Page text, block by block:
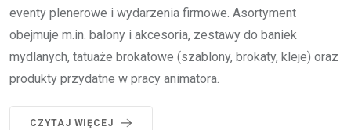
eventy plenerowe i wydarzenia firmowe. Asortyment
obejmuje m.in. balony i akcesoria, zestawy do baniek
mydlanych, tatuaże brokatowe (szablony, brokaty, kleje) oraz
produkty przydatne w pracy animatora.
CZYTAJ WIĘCEJ